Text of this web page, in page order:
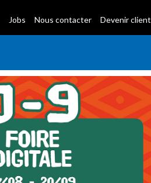
Jobs Nous contacter Devenir client